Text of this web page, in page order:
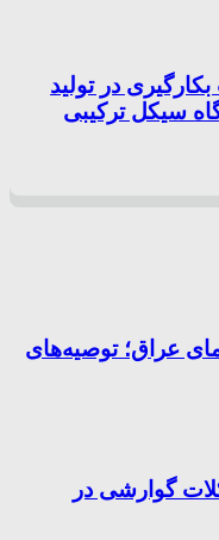
در تولید
سیکل ترکیبی
عراق؛ توصیه‌های
گوارشی در